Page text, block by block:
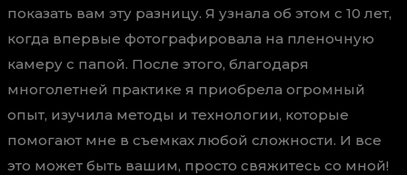
показать вам эту разницу. Я узнала об этом с 10 лет,
когда впервые фотографировала на пленочную
камеру с папой. После этого, благодаря
многолетней практике я приобрела огромный
опыт, изучила методы и технологии, которые
помогают мне в съемках любой сложности. И все
это может быть вашим, просто свяжитесь со мной!